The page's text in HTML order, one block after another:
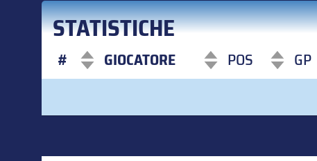
STATISTICHE
# GIOCATORE POS GP
#
GIOCATORE POS GP